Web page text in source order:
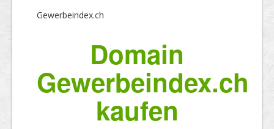
Gewerbeindex.ch
Domain
Gewerbeindex.ch
kaufen